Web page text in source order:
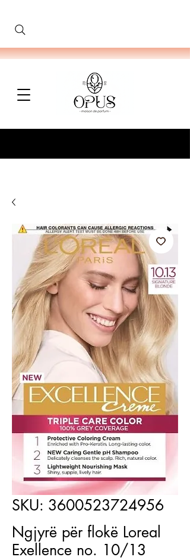
SKU: 3600523724956
Ngjyrë për flokë Loreal
Exellence no. 10/13